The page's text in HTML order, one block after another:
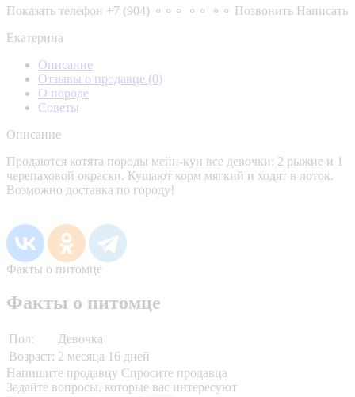
Показать телефон +7 (904) ⚬⚬⚬ ⚬⚬ ⚬⚬ Позвонить Написать
Екатерина
Описание
Отзывы о продавце (0)
О породе
Советы
Описание
Продаются котята породы мейн-кун все девочки: 2 рыжие и 1
черепаховой окраски. Кушают корм мягкий и ходят в лоток.
Возможно доставка по городу!
Факты о питомце
Факты о питомце
Пол:
Девочка
Возраст: 2 месяца 16 дней
Напишите продавцу Спросите продавца
Задайте вопросы, которые вас интересуют